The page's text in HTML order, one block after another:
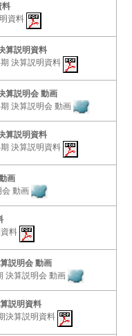
料
資料
算説明資料
決算説明資料
算説明会 動画
決算説明会 動画
算説明資料
決算説明資料
画
動画
料
説明会 動画
決算説明会 動画
説明資料
決算説明資料